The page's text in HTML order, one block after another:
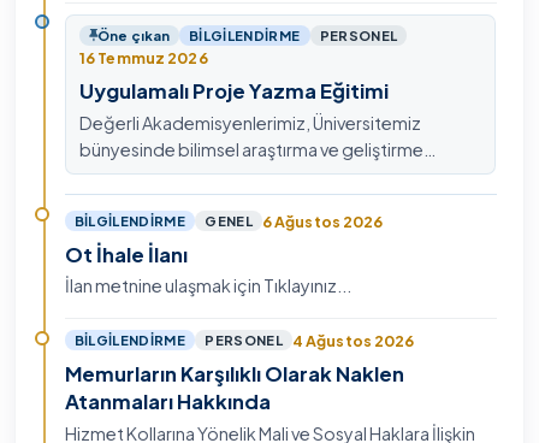
ulaşabilirsiniz.
Öne çıkan BILGILENDIRME PERSONEL
16 Temmuz 2026
Uygulamalı Proje Yazma Eğitimi
Değerli Akademisyenlerimiz, Üniversitemiz
bünyesinde bilimsel araştırma ve geliştirme
kültürünü güçlendirmek, ulusal ve uluslararası fon
mekanizmala…
BILGILENDIRME GENEL 6 Ağustos 2026
Ot İhale İlanı
İlan metnine ulaşmak için Tıklayınız...
BILGILENDIRME PERSONEL 4 Ağustos 2026
Memurların Karşılıklı Olarak Naklen
Atanmaları Hakkında
Hizmet Kollarına Yönelik Mali ve Sosyal Haklara İlişkin